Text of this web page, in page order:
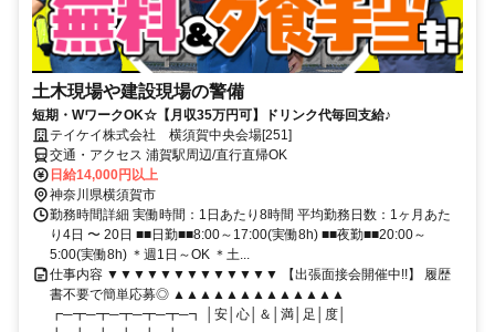
土木現場や建設現場の警備
短期・WワークOK☆【月収35万円可】ドリンク代毎回支給♪
テイケイ株式会社 横須賀中央会場[251]
交通・アクセス 浦賀駅周辺/直行直帰OK
日給14,000円以上
神奈川県横須賀市
勤務時間詳細 実働時間：1日あたり8時間 平均勤務日数：1ヶ月あた
り4日 〜 20日 ■■日勤■■8:00～17:00(実働8h) ■■夜勤■■20:00～
5:00(実働8h) ＊週1日～OK ＊土...
仕事内容 ▼▼▼▼▼▼▼▼▼▼▼▼▼ 【出張面接会開催中!!】 履歴
書不要で簡単応募◎ ▲▲▲▲▲▲▲▲▲▲▲▲▲
┏─┳─┳─┳─┳─┳─┓ │安│心│＆│満│足│度│